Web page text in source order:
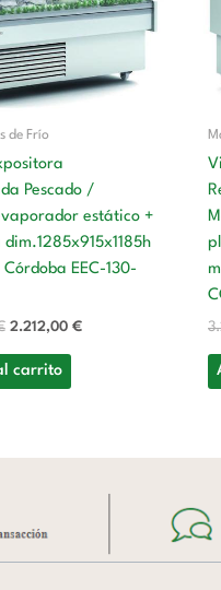
de Frío
Pescado /
estático +
Córdoba EEC-130-
3.596,00 €.
2.212,00 €
2.212,00 €.
carrito